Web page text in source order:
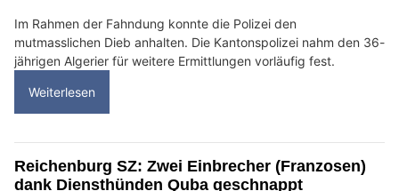
Im Rahmen der Fahndung konnte die Polizei den
mutmasslichen Dieb anhalten. Die Kantonspolizei nahm den 36-
jährigen Algerier für weitere Ermittlungen vorläufig fest.
Weiterlesen
Reichenburg SZ: Zwei Einbrecher (Franzosen)
dank Diensthünden Quba geschnappt